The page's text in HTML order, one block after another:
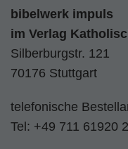
bibelwerk impuls
im Verlag
Silberburgstr. 121
70176 Stuttgart
telefonische
Tel: +49 711 61920